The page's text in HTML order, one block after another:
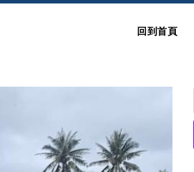
回到首頁